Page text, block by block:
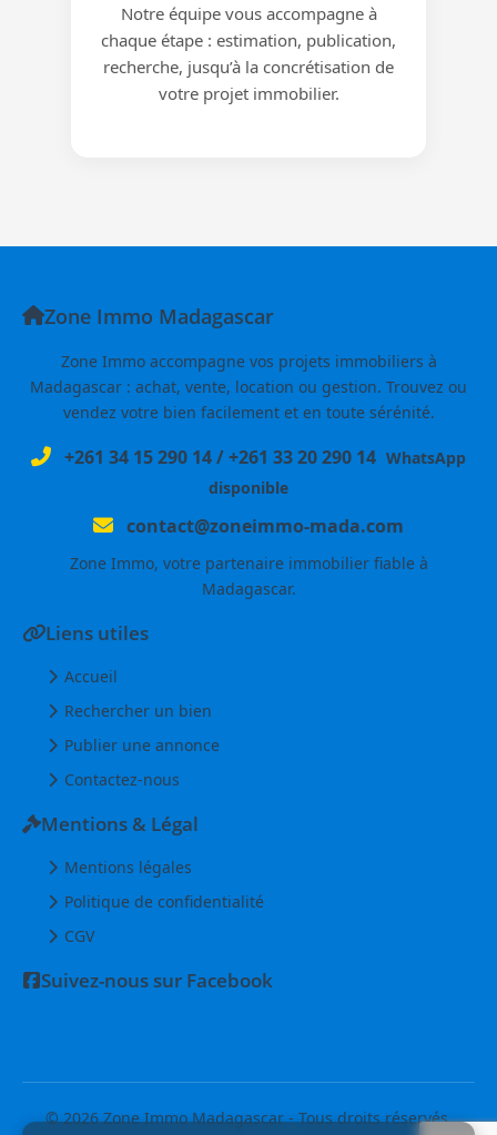
Notre équipe vous accompagne à
chaque étape : estimation, publication,
recherche, jusqu’à la concrétisation de
votre projet immobilier.
Zone Immo Madagascar
Zone Immo accompagne vos projets immobiliers à
Madagascar : achat, vente, location ou gestion. Trouvez ou
vendez votre bien facilement et en toute sérénité.
+261 34 15 290 14/+261 33 20 290 14 WhatsApp
disponible
contact@zoneimmo-mada.com
Zone Immo, votre partenaire immobilier fiable à
Madagascar.
Liens utiles
Accueil
Rechercher un bien
Publier une annonce
Contactez-nous
Mentions & Légal
Mentions légales
Politique de confidentialité
CGV
Suivez-nous sur Facebook
© 2026 Zone Immo Madagascar - Tous droits réservés.